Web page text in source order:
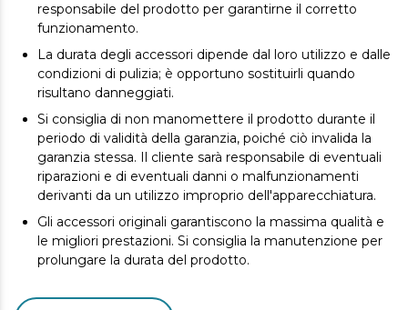
responsabile del prodotto per garantirne il corretto
funzionamento.
La durata degli accessori dipende dal loro utilizzo e dalle
condizioni di pulizia; è opportuno sostituirli quando
risultano danneggiati.
Si consiglia di non manomettere il prodotto durante il
periodo di validità della garanzia, poiché ciò invalida la
garanzia stessa. Il cliente sarà responsabile di eventuali
riparazioni e di eventuali danni o malfunzionamenti
derivanti da un utilizzo improprio dell'apparecchiatura.
Gli accessori originali garantiscono la massima qualità e
le migliori prestazioni. Si consiglia la manutenzione per
prolungare la durata del prodotto.